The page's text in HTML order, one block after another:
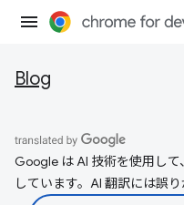
Blog
Google は AI 技術を使用し
しています。AI 翻訳には誤